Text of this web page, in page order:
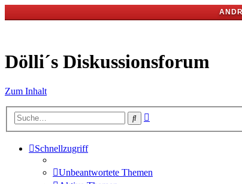
Dölli´s Diskussionsforum
Zum Inhalt
Suche
Schnellzugriff
Unbeantwortete Themen